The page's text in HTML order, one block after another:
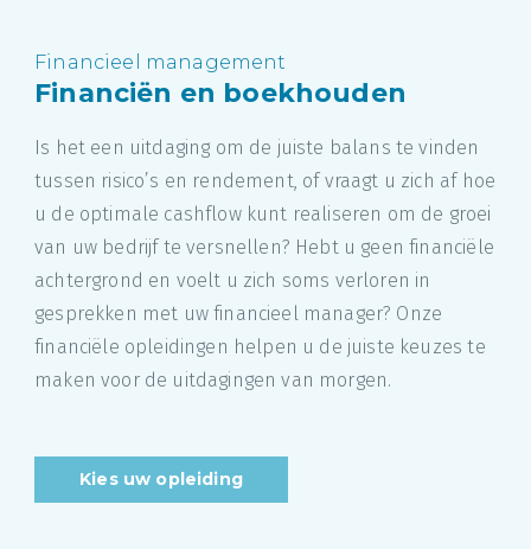
Financieel management
Financiën en boekhouden
Is het een uitdaging om de juiste balans te vinden
tussen risico’s en rendement, of vraagt u zich af hoe
u de optimale cashflow kunt realiseren om de groei
van uw bedrijf te versnellen? Hebt u geen financiële
achtergrond en voelt u zich soms verloren in
gesprekken met uw financieel manager? Onze
financiële opleidingen helpen u de juiste keuzes te
maken voor de uitdagingen van morgen.
Kies uw opleiding